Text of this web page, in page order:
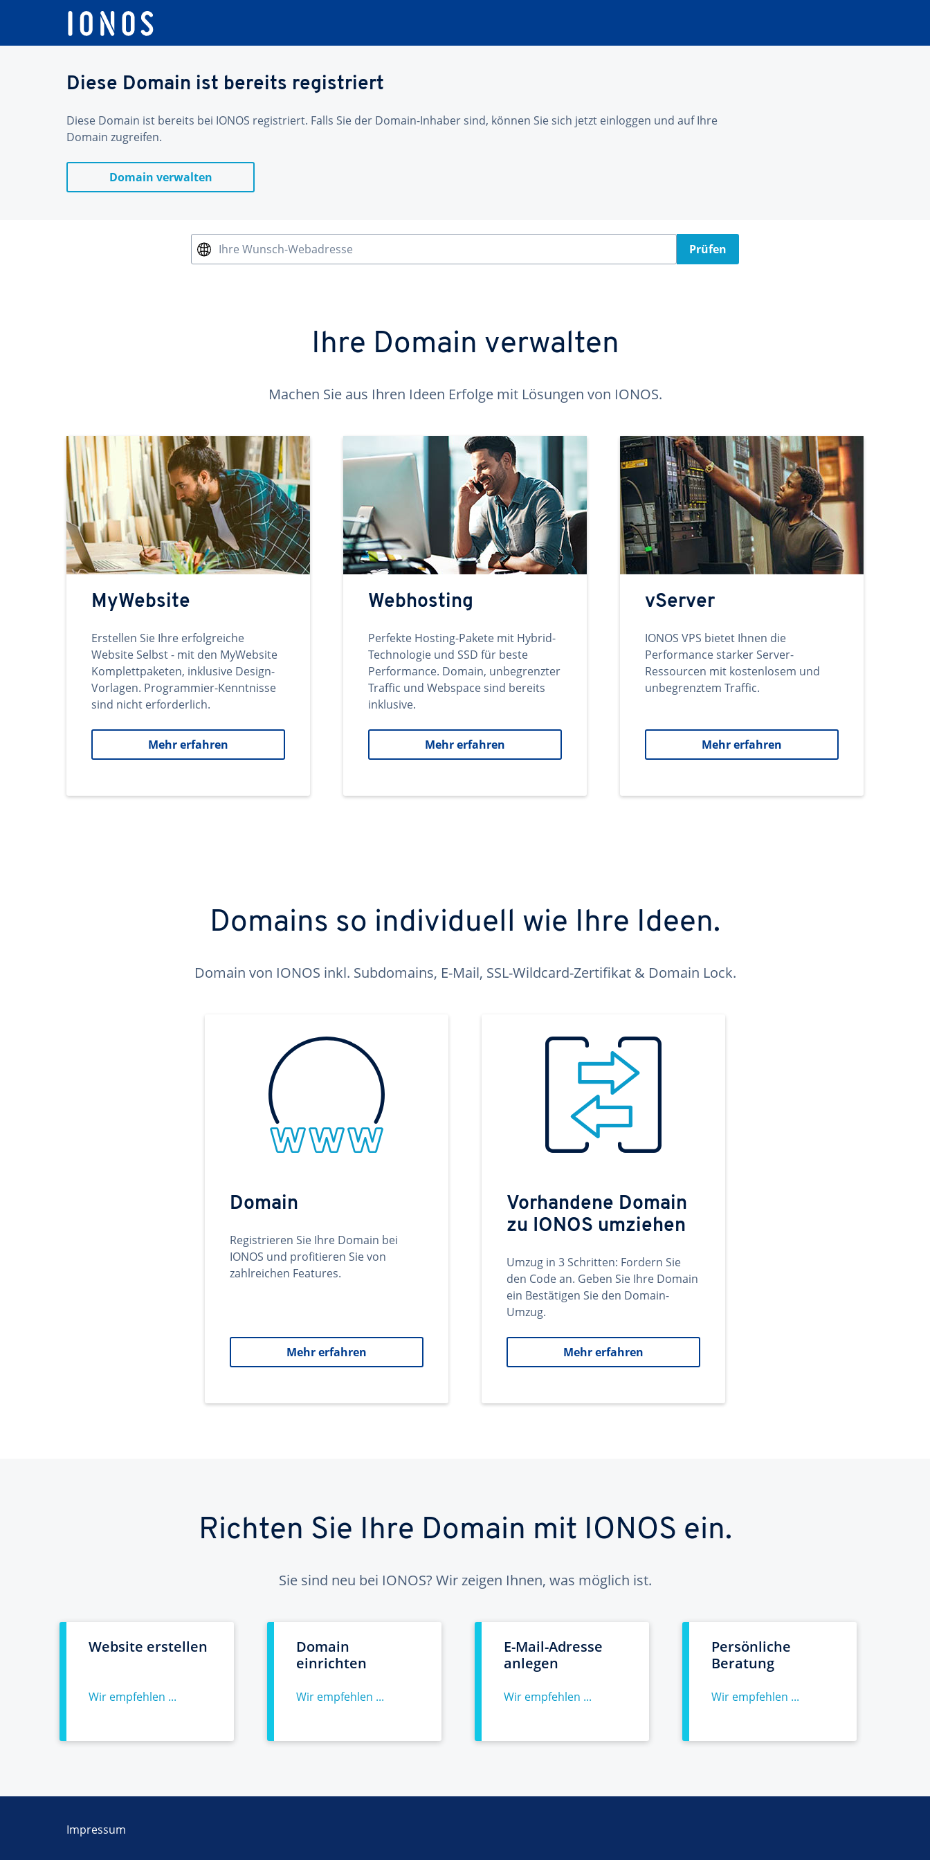
Diese Domain ist bereits registriert
Diese Domain ist bereits bei IONOS registriert. Falls Sie der Domain-Inhaber sind, können Sie sich jetzt einloggen und auf Ihre
Domain zugreifen.
Domain verwalten
Ihre Wunsch-Webadresse Prüfen
Ihre Domain verwalten
Machen Sie aus Ihren Ideen Erfolge mit Lösungen von IONOS.
MyWebsite
Erstellen Sie Ihre erfolgreiche
Website Selbst - mit den MyWebsite
Komplettpaketen, inklusive Design-
Vorlagen. Programmier-Kenntnisse
sind nicht erforderlich.
Mehr erfahren
Webhosting
Perfekte Hosting-Pakete mit Hybrid-
Technologie und SSD für beste
Performance. Domain, unbegrenzter
Traffic und Webspace sind bereits
inklusive.
Mehr erfahren
vServer
IONOS VPS bietet Ihnen die
Performance starker Server-
Ressourcen mit kostenlosem und
unbegrenztem Traffic.
Mehr erfahren
Domains so individuell wie Ihre Ideen.
Domain von IONOS inkl. Subdomains, E-Mail, SSL-Wildcard-Zertifikat & Domain Lock.
Domain
Registrieren Sie Ihre Domain bei
IONOS und profitieren Sie von
zahlreichen Features.
Mehr erfahren
Vorhandene Domain
zu IONOS umziehen
Umzug in 3 Schritten: Fordern Sie
den Code an. Geben Sie Ihre Domain
ein Bestätigen Sie den Domain-
Umzug.
Mehr erfahren
Richten Sie Ihre Domain mit IONOS ein.
Sie sind neu bei IONOS? Wir zeigen Ihnen, was möglich ist.
Website erstellen
Wir empfehlen ...
Domain
einrichten
Wir empfehlen ...
E-Mail-Adresse
anlegen
Wir empfehlen ...
Persönliche
Beratung
Wir empfehlen ...
Impressum